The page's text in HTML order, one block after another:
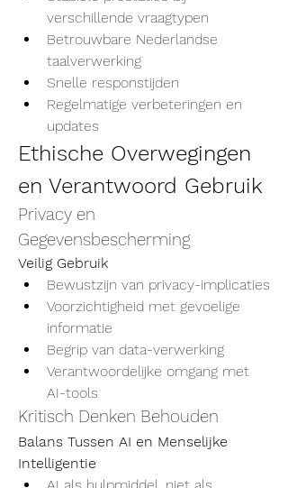
verschillende vraagtypen
Betrouwbare Nederlandse
taalverwerking
Snelle responstijden
Regelmatige verbeteringen en
updates
Ethische Overwegingen
en Verantwoord Gebruik
Privacy en
Gegevensbescherming
Veilig Gebruik
Bewustzijn van privacy-implicaties
Voorzichtigheid met gevoelige
informatie
Begrip van data-verwerking
Verantwoordelijke omgang met
AI-tools
Kritisch Denken Behouden
Balans Tussen AI en Menselijke
Intelligentie